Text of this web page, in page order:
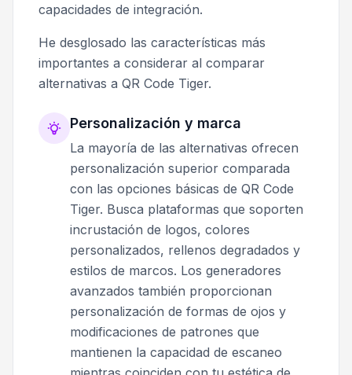
capacidades de integración.
He desglosado las características más
importantes a considerar al comparar
alternativas a QR Code Tiger.
Personalización y marca
La mayoría de las alternativas ofrecen
personalización superior comparada
con las opciones básicas de QR Code
Tiger. Busca plataformas que soporten
incrustación de logos, colores
personalizados, rellenos degradados y
estilos de marcos. Los generadores
avanzados también proporcionan
personalización de formas de ojos y
modificaciones de patrones que
mantienen la capacidad de escaneo